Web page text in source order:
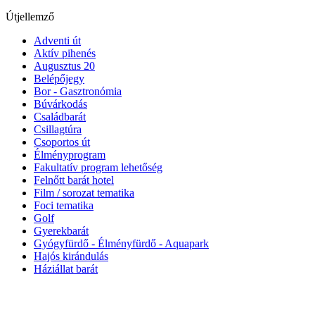
Útjellemző
Adventi út
Aktív pihenés
Augusztus 20
Belépőjegy
Bor - Gasztronómia
Búvárkodás
Családbarát
Csillagtúra
Csoportos út
Élményprogram
Fakultatív program lehetőség
Felnőtt barát hotel
Film / sorozat tematika
Foci tematika
Golf
Gyerekbarát
Gyógyfürdő - Élményfürdő - Aquapark
Hajós kirándulás
Háziállat barát